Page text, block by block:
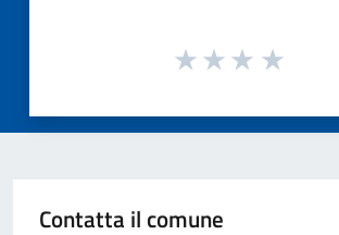
Contatta il comune